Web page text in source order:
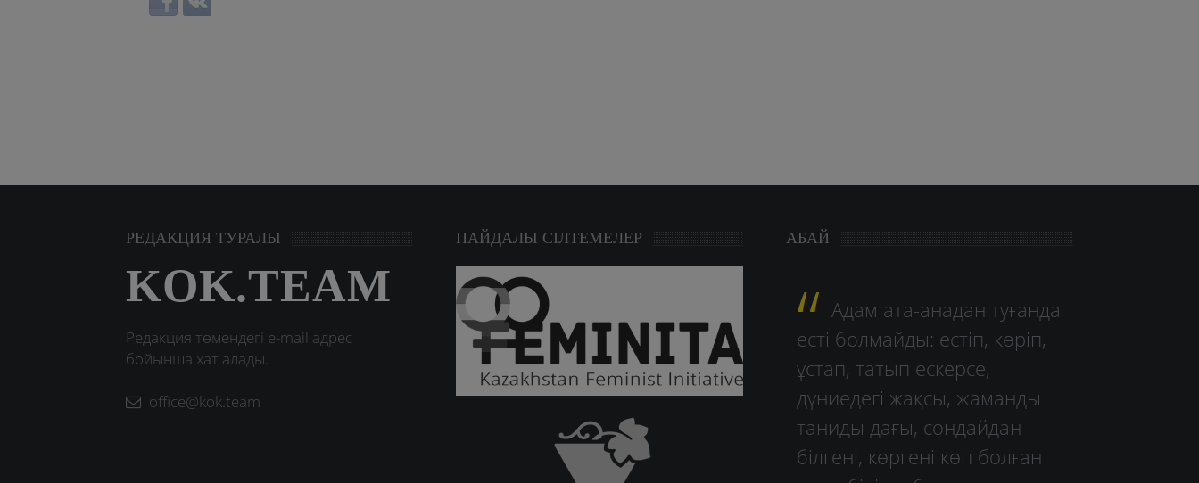
РЕДАКЦИЯ ТУРАЛЫ
KOK.TEAM
Редакция төмендегі e-mail адрес
бойынша хат алады.
office@kok.team
ПАЙДАЛЫ СІЛТЕМЕЛЕР АБАЙ
Адам ата-анадан туғанда
есті болмайды: естіп, көріп,
ұстап, татып ескерсе,
дүниедегі жақсы, жаманды
таниды дағы, сондайдан
білгені, көргені көп болған